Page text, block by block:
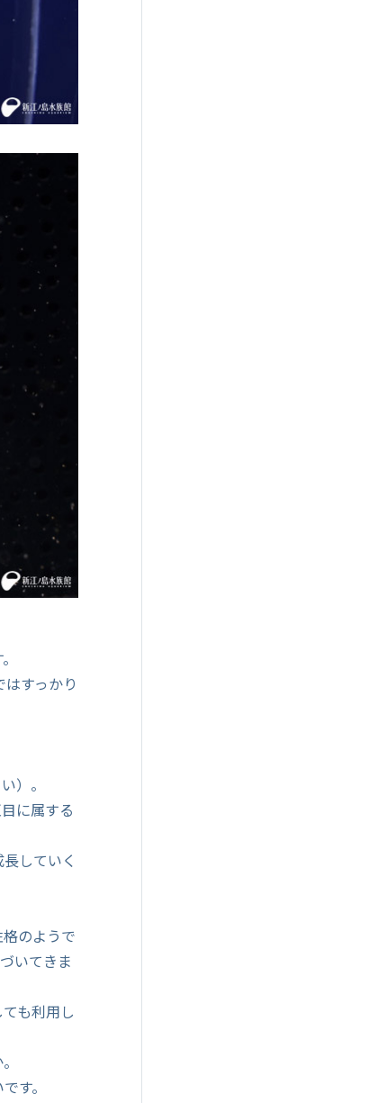
すっかり
）。
に属する
していく
のようで
いてきま
も利用し
す。